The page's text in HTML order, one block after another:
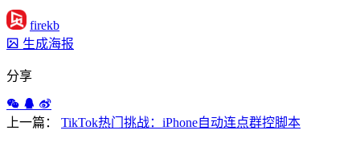
firekb
生成海报
分享
上一篇： TikTok热门挑战：iPhone自动连点群控脚本